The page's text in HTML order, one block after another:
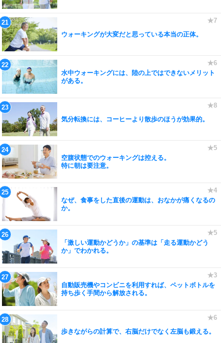
ウォーキングが大変だと思っている本当の正体。
水中ウォーキングには、陸の上ではできないメリット
がある。
気分転換には、コーヒーより散歩のほうが効果的。
空腹状態でのウォーキングは控える。
特に朝は要注意。
なぜ、食事をした直後の運動は、おなかが痛くなるの
か。
「激しい運動かどうか」の基準は「走る運動かどう
か」でわかれる。
自動販売機やコンビニを利用すれば、ペットボトルを
持ち歩く手間から解放される。
歩きながらの計算で、右脳だけでなく左脳も鍛える。